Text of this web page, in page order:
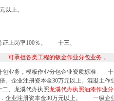
上。
证上岗率100％。 十三、
担各类工程的钣金作业分包业务，
业务，模板作业分包企业资质标准 十
。 企业注册资本金30万元以上。混凝土
、龙溪代办执照龙溪代办执照油漆作
业注册资本金30万元以上。 一级